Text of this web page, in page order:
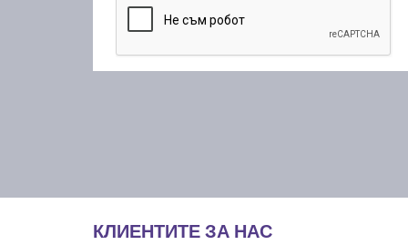
КЛИЕНТИТЕ ЗА НАС